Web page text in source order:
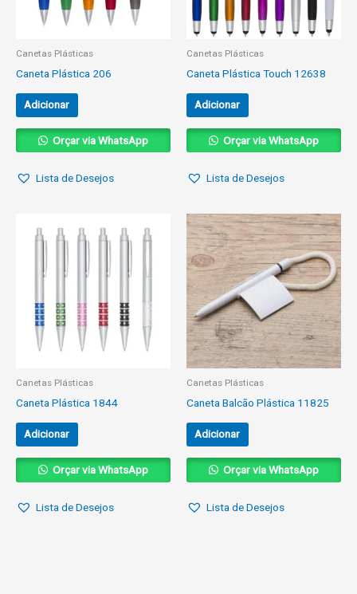
Canetas Plásticas
Caneta Plástica 206
Adicionar
Orçar via WhatsApp
Lista de Desejos
Canetas Plásticas
Caneta Plástica Touch 12638
Adicionar
Orçar via WhatsApp
Lista de Desejos
Canetas Plásticas
Caneta Plástica 1844
Adicionar
Orçar via WhatsApp
Lista de Desejos
Canetas Plásticas
Caneta Balcão Plástica 11825
Adicionar
Orçar via WhatsApp
Lista de Desejos